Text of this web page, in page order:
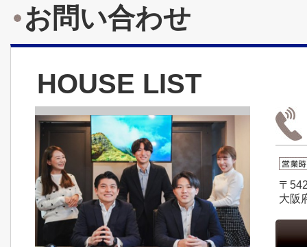
お問い合わせ
HOUSE LIST
〒
大阪